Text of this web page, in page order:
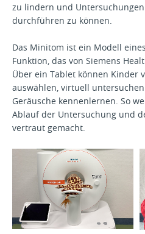
zu lindern und
durchführen zu können.
Das Minitom ist ein Modell
Funktion, das von Siemens
Über ein Tablet können Kinder
auswählen, virtuell
Geräusche kennenlernen. So
Ablauf der Untersuchung und
vertraut gemacht.